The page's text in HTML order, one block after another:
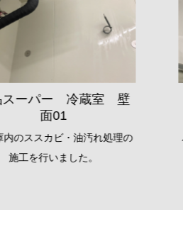
スーパー バックヤー
ド 壁面02
ヤードの通路面に広がったカ
時間で除カビ・防カビ施工を